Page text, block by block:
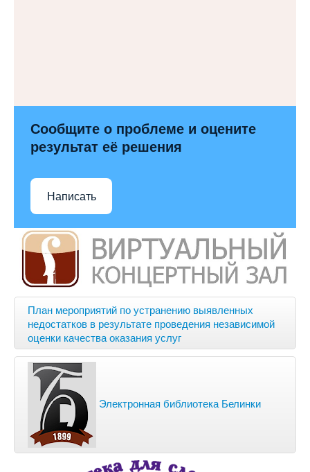
Сообщите о проблеме и оцените
результат её решения
Написать
План мероприятий по устранению выявленных
недостатков в результате проведения независимой
оценки качества оказания услуг
Электронная библиотека Белинки